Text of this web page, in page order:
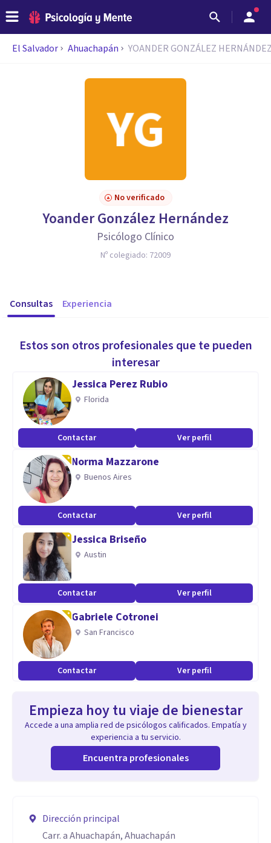
El Salvador Ahuachapán YOANDER GONZÁLEZ
No verificado
Yoander González Hernández
Psicólogo Clínico
Nº colegiado: 72009
Consultas Experiencia
Estos son otros profesionales que te pueden
interesar
Jessica Perez Rubio
Florida
Contactar Ver perfil
Norma Mazzarone
Buenos Aires
Contactar Ver perfil
Jessica Briseño
Austin
Contactar Ver perfil
Gabriele Cotronei
San Francisco
Contactar Ver perfil
Empieza hoy tu viaje de bienestar
Accede a una amplia red de psicólogos calificados. Empatía y
experiencia a tu servicio.
Encuentra profesionales
Dirección principal
Carr. a Ahuachapán, Ahuachapán